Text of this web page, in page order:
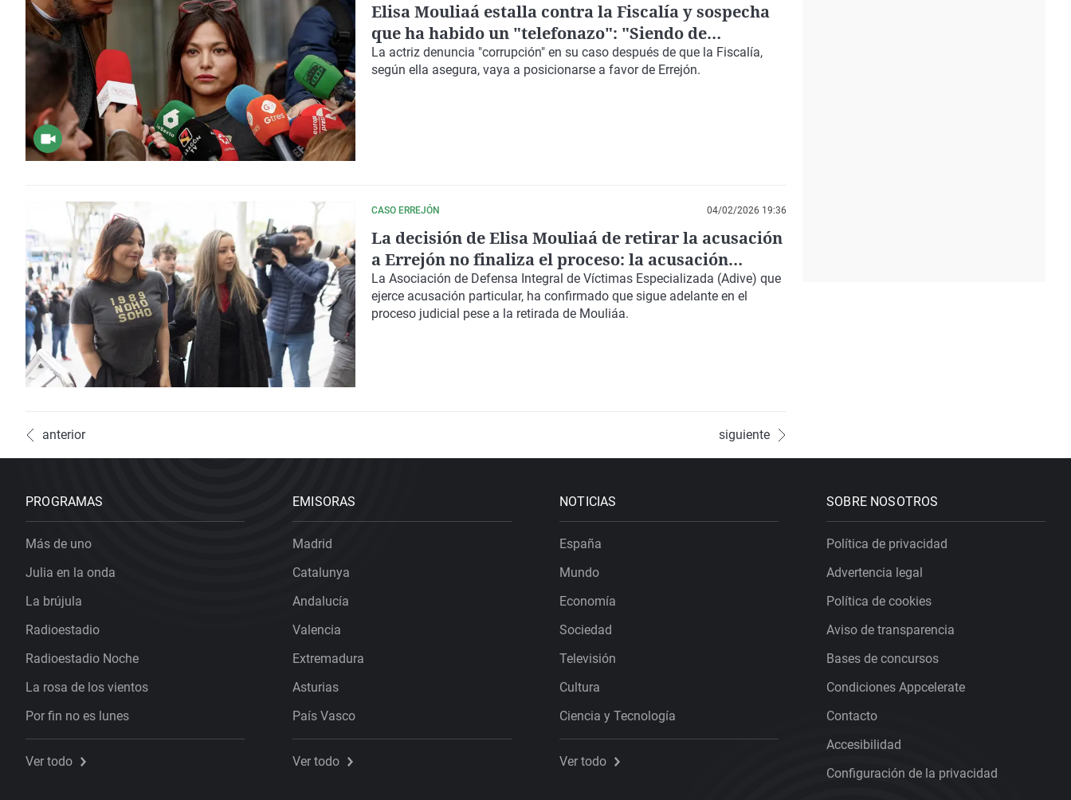
Elisa Mouliaá estalla contra la Fiscalía y sospecha
que ha habido un "telefonazo": "Siendo de
izquierdas lo denuncio porque es corrupción"
La actriz denuncia "corrupción" en su caso después de que la Fiscalía,
según ella asegura, vaya a posicionarse a favor de Errejón.
CASO ERREJÓN 04/02/2026 19:36
La decisión de Elisa Mouliaá de retirar la acusación
a Errejón no finaliza el proceso: la acusación
popular mantiene que habrá juicio
La Asociación de Defensa Integral de Víctimas Especializada (Adive) que
ejerce acusación particular, ha confirmado que sigue adelante en el
proceso judicial pese a la retirada de Mouliáa.
anterior siguiente
PROGRAMAS
Más de uno
Julia en la onda
La brújula
Radioestadio
Radioestadio Noche
La rosa de los vientos
Por fin no es lunes
Ver todo
EMISORAS
Madrid
Catalunya
Andalucía
Valencia
Extremadura
Asturias
País Vasco
Ver todo
NOTICIAS
España
Mundo
Economía
Sociedad
Televisión
Cultura
Ciencia y Tecnología
Ver todo
SOBRE NOSOTROS
Política de privacidad
Advertencia legal
Política de cookies
Aviso de transparencia
Bases de concursos
Condiciones Appcelerate
Contacto
Accesibilidad
Configuración de la privacidad